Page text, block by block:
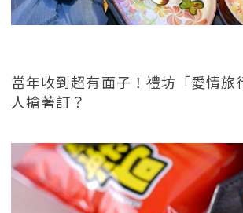
當年收到超有面子！禮坊「愛情旅
人搶著訂？